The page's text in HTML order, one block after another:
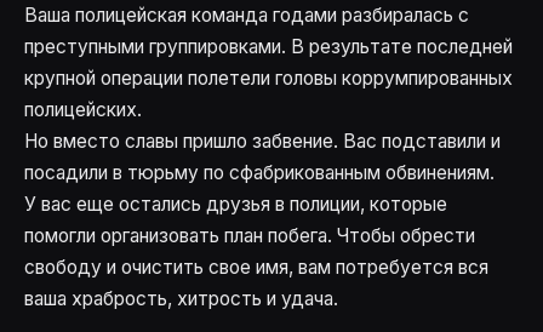
Ваша полицейская команда годами разбиралась с
преступными группировками. В результате последней
крупной операции полетели головы коррумпированных
полицейских.
Но вместо славы пришло забвение. Вас подставили и
посадили в тюрьму по сфабрикованным обвинениям.
У вас еще остались друзья в полиции, которые
помогли организовать план побега. Чтобы обрести
свободу и очистить свое имя, вам потребуется вся
ваша храбрость, хитрость и удача.